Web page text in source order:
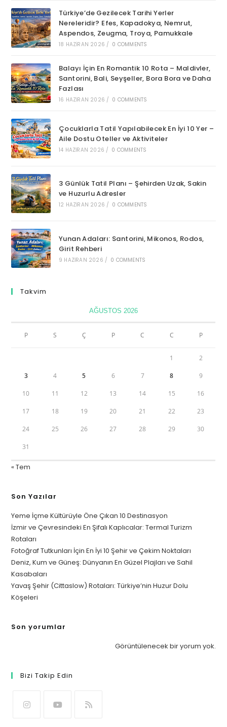
Türkiye’de Gezilecek Tarihi Yerler
Nereleridir? Efes, Kapadokya, Nemrut,
Aspendos, Zeugma, Troya, Pamukkale
18 HAZIRAN 2026 / 0 COMMENTS
Balayı İçin En Romantik 10 Rota – Maldivler,
Santorini, Bali, Seyşeller, Bora Bora ve Daha
Fazlası
16 HAZIRAN 2026 / 0 COMMENTS
Çocuklarla Tatil Yapılabilecek En İyi 10 Yer –
Aile Dostu Oteller ve Aktiviteler
14 HAZIRAN 2026 / 0 COMMENTS
3 Günlük Tatil Planı – Şehirden Uzak, Sakin
ve Huzurlu Adresler
12 HAZIRAN 2026 / 0 COMMENTS
Yunan Adaları: Santorini, Mikonos, Rodos,
Girit Rehberi
9 HAZIRAN 2026 / 0 COMMENTS
Takvim
AĞUSTOS 2026
P S Ç P C C P
1 2
3 4 5 6 7 8 9
10 11 12 13 14 15 16
17 18 19 20 21 22 23
24 25 26 27 28 29 30
31
« Tem
Son Yazılar
Yeme İçme Kültürüyle Öne Çıkan 10 Destinasyon
İzmir ve Çevresindeki En Şifalı Kaplıcalar: Termal Turizm
Rotaları
Fotoğraf Tutkunları İçin En İyi 10 Şehir ve Çekim Noktaları
Deniz, Kum ve Güneş: Dünyanın En Güzel Plajları ve Sahil
Kasabaları
Yavaş Şehir (Cittaslow) Rotaları: Türkiye’nin Huzur Dolu
Köşeleri
Son yorumlar
Görüntülenecek bir yorum yok.
Bizi Takip Edin